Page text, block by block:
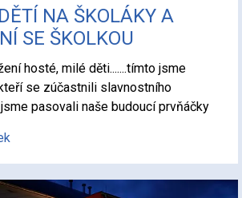
NA ŠKOLÁKY A
SE ŠKOLKOU
hosté, milé děti.......tímto jsme
se zúčastnili slavnostního
pasovali naše budoucí prvňáčky